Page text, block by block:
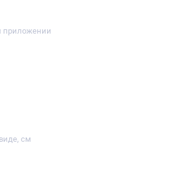
приложении
см